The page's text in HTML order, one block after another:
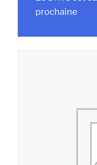
prochaine